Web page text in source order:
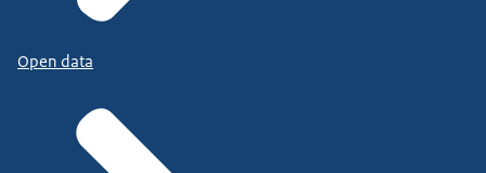
Open data